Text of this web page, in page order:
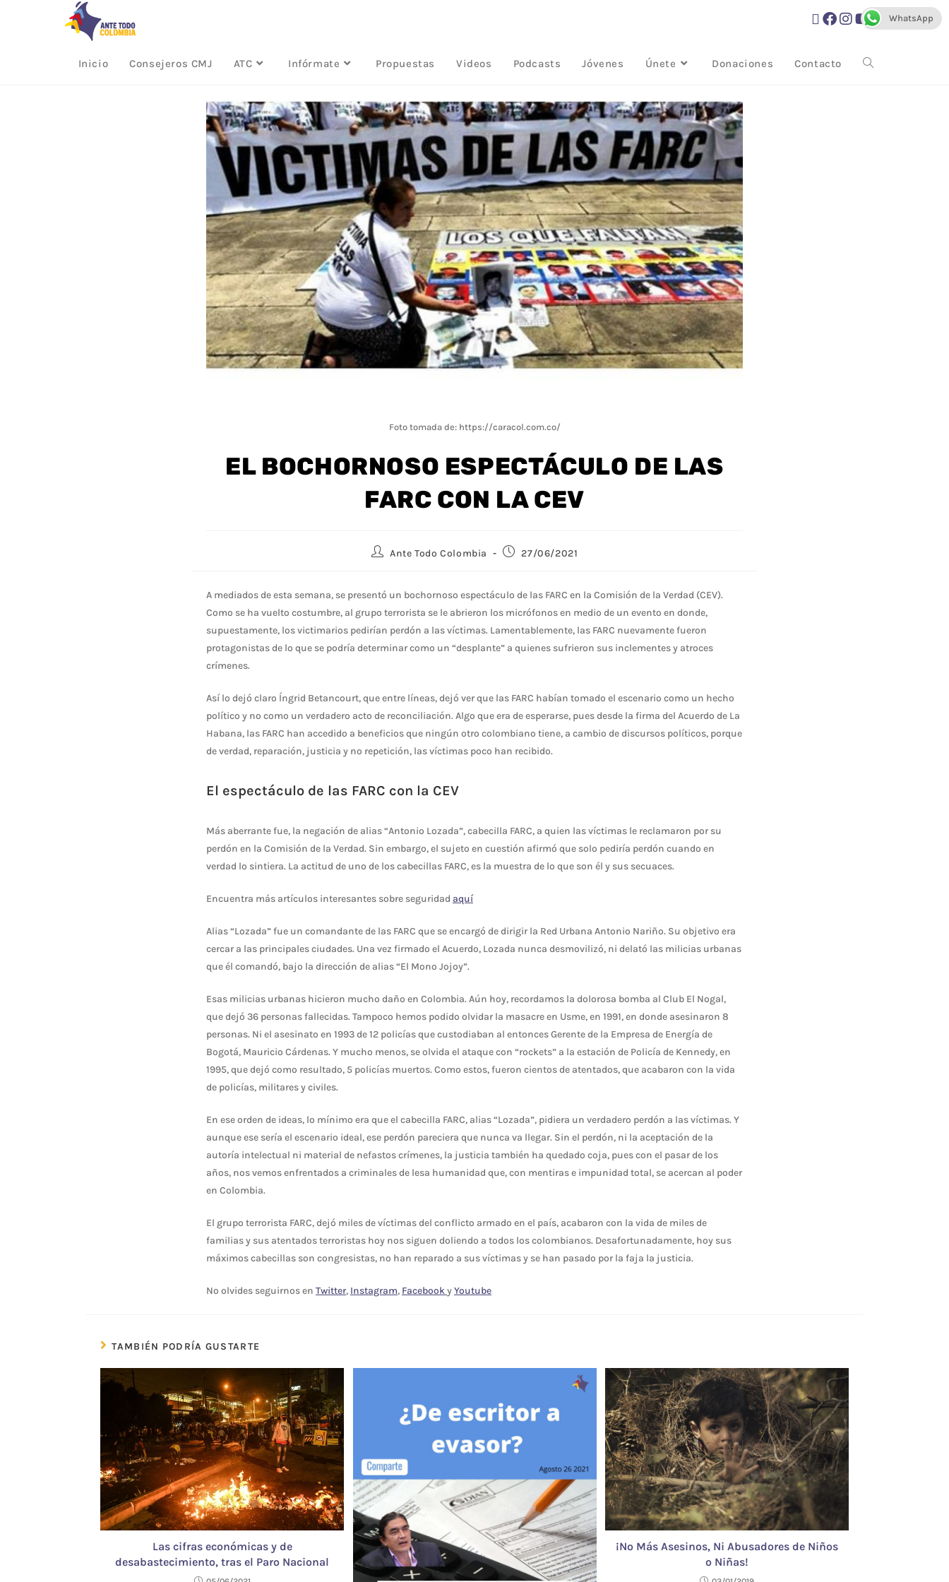
Inicio Consejeros CMJ ATC Infórmate Propuestas Videos Podcasts Jóvenes Únete Donaciones Contacto
Foto tomada de: https://caracol.com.co/
EL BOCHORNOSO ESPECTÁCULO DE LAS
FARC CON LA CEV
Ante Todo Colombia 27/06/2021
A mediados de esta semana, se presentó un bochornoso espectáculo de las FARC en la Comisión de la Verdad (CEV).
Como se ha vuelto costumbre, al grupo terrorista se le abrieron los micrófonos en medio de un evento en donde,
supuestamente, los victimarios pedirían perdón a las víctimas. Lamentablemente, las FARC nuevamente fueron
protagonistas de lo que se podría determinar como un “desplante” a quienes sufrieron sus inclementes y atroces
crímenes.
Así lo dejó claro Íngrid Betancourt, que entre líneas, dejó ver que las FARC habían tomado el escenario como un hecho
político y no como un verdadero acto de reconciliación. Algo que era de esperarse, pues desde la firma del Acuerdo de La
Habana, las FARC han accedido a beneficios que ningún otro colombiano tiene, a cambio de discursos políticos, porque
de verdad, reparación, justicia y no repetición, las víctimas poco han recibido.
El espectáculo de las FARC con la CEV
Más aberrante fue, la negación de alias “Antonio Lozada”, cabecilla FARC, a quien las víctimas le reclamaron por su
perdón en la Comisión de la Verdad. Sin embargo, el sujeto en cuestión afirmó que solo pediría perdón cuando en
verdad lo sintiera. La actitud de uno de los cabecillas FARC, es la muestra de lo que son él y sus secuaces.
Encuentra más artículos interesantes sobre seguridad aquí
Alias “Lozada” fue un comandante de las FARC que se encargó de dirigir la Red Urbana Antonio Nariño. Su objetivo era
cercar a las principales ciudades. Una vez firmado el Acuerdo, Lozada nunca desmovilizó, ni delató las milicias urbanas
que él comandó, bajo la dirección de alias “El Mono Jojoy”.
Esas milicias urbanas hicieron mucho daño en Colombia. Aún hoy, recordamos la dolorosa bomba al Club El Nogal,
que dejó 36 personas fallecidas. Tampoco hemos podido olvidar la masacre en Usme, en 1991, en donde asesinaron 8
personas. Ni el asesinato en 1993 de 12 policías que custodiaban al entonces Gerente de la Empresa de Energía de
Bogotá, Mauricio Cárdenas. Y mucho menos, se olvida el ataque con “rockets” a la estación de Policía de Kennedy, en
1995, que dejó como resultado, 5 policías muertos. Como estos, fueron cientos de atentados, que acabaron con la vida
de policías, militares y civiles.
En ese orden de ideas, lo mínimo era que el cabecilla FARC, alias “Lozada”, pidiera un verdadero perdón a las víctimas. Y
aunque ese sería el escenario ideal, ese perdón pareciera que nunca va llegar. Sin el perdón, ni la aceptación de la
autoría intelectual ni material de nefastos crímenes, la justicia también ha quedado coja, pues con el pasar de los
años, nos vemos enfrentados a criminales de lesa humanidad que, con mentiras e impunidad total, se acercan al poder
en Colombia.
El grupo terrorista FARC, dejó miles de víctimas del conflicto armado en el país, acabaron con la vida de miles de
familias y sus atentados terroristas hoy nos siguen doliendo a todos los colombianos. Desafortunadamente, hoy sus
máximos cabecillas son congresistas, no han reparado a sus víctimas y se han pasado por la faja la justicia.
No olvides seguirnos en Twitter, Instagram, FacebookyYoutube
TAMBIÉN PODRÍA GUSTARTE
Las cifras económicas y de
desabastecimiento, tras el Paro Nacional
¡No Más Asesinos, Ni Abusadores de Niños
o Niñas!
WhatsApp